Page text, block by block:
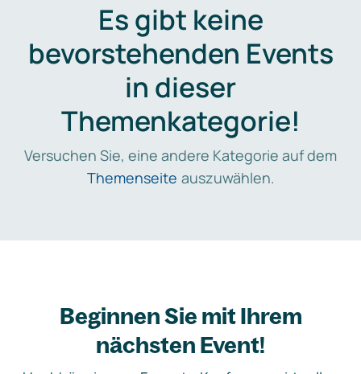
Es gibt keine
bevorstehenden Events
in dieser
Themenkategorie!
Versuchen Sie, eine andere Kategorie auf dem
Themenseite auszuwählen.
Beginnen Sie mit Ihrem
nächsten Event!